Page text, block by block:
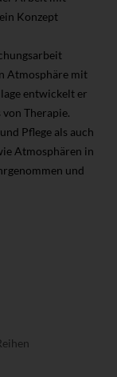
Konzept
Atmosphäre mit
entwickelt er
Therapie.
Pflege als auch
Atmosphären in
und